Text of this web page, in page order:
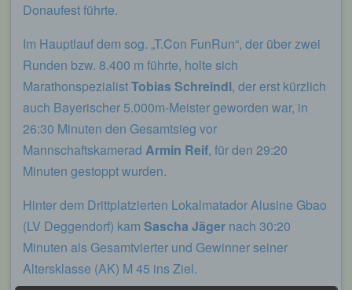
Donaufest führte.
Im Hauptlauf dem sog. „T.Con FunRun“, der über zwei
Runden bzw. 8.400 m führte, holte sich
MarathonspezialistTobias Schreindl, der erst kürzlich
auch Bayerischer 5.000m-Meister geworden war, in
26:30 Minuten den Gesamtsieg vor
Mannschaftskamerad Armin Reif, für den 29:20
Minuten gestoppt wurden.
Hinter dem Drittplatzierten Lokalmatador Alusine Gbao
(LV Deggendorf) kam Sascha Jäger nach 30:20
Minuten als Gesamtvierter und Gewinner seiner
Altersklasse (AK) M 45 ins Ziel.